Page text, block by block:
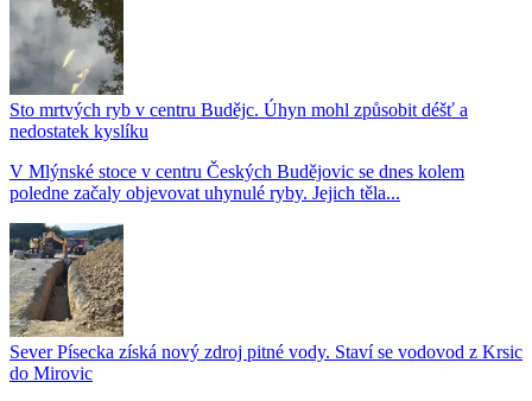
Sto mrtvých ryb v centru Budějc. Úhyn mohl způsobit déšť a
nedostatek kyslíku
V Mlýnské stoce v centru Českých Budějovic se dnes kolem
poledne začaly objevovat uhynulé ryby. Jejich těla...
Sever Písecka získá nový zdroj pitné vody. Staví se vodovod z Krsic
do Mirovic